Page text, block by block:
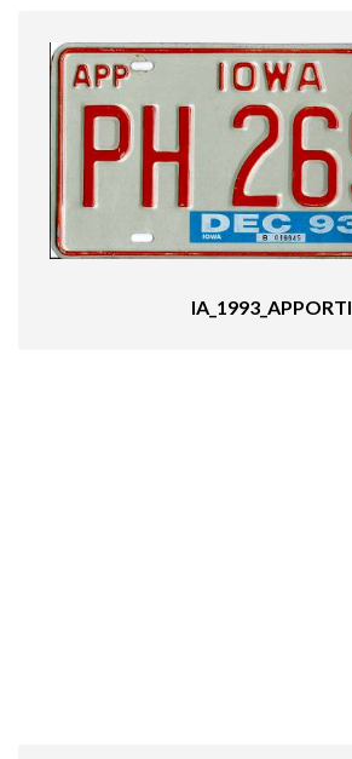
IA_1993_APPORTI